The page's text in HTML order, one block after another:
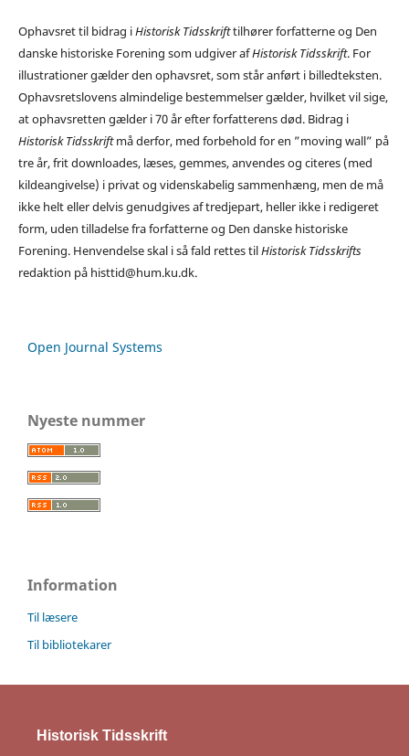
Ophavsret til bidrag iHistorisk Tidsskrifttilhører forfatterne og Den
danske historiske Forening som udgiver afHistorisk Tidsskrift. For
illustrationer gælder den ophavsret, som står anført i billedteksten.
Ophavsretslovens almindelige bestemmelser gælder, hvilket vil sige,
at ophavsretten gælder i 70 år efter forfatterens død. Bidrag i
Historisk Tidsskriftmå derfor, med forbehold for en ”moving wall” på
tre år, frit downloades, læses, gemmes, anvendes og citeres (med
kildeangivelse) i privat og videnskabelig sammenhæng, men de må
ikke helt eller delvis genudgives af tredjepart, heller ikke i redigeret
form, uden tilladelse fra forfatterne og Den danske historiske
Forening. Henvendelse skal i så fald rettes tilHistorisk Tidsskrifts
redaktion på histtid@hum.ku.dk.
Open Journal Systems
Nyeste nummer
Information
Til læsere
Til bibliotekarer
Historisk Tidsskrift